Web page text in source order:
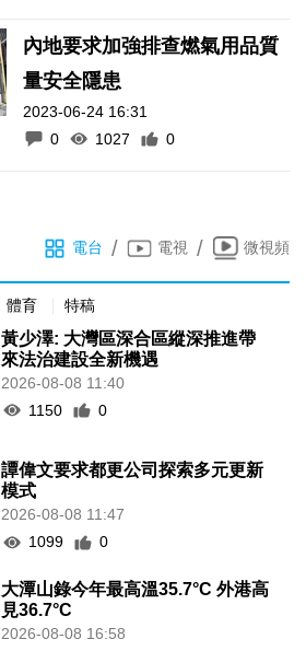
內地要求加強排查燃氣用品質
量安全隱患
2023-06-24 16:31
0
1027 0
電台 / 電視 / 微視頻
體育 特稿
黃少澤: 大灣區深合區縱深推進帶
來法治建設全新機遇
2026-08-08 11:40
1150
0
譚偉文要求都更公司探索多元更新
模式
2026-08-08 11:47
1099
0
大潭山錄今年最高溫35.7°C 外港高
見36.7°C
2026-08-08 16:58